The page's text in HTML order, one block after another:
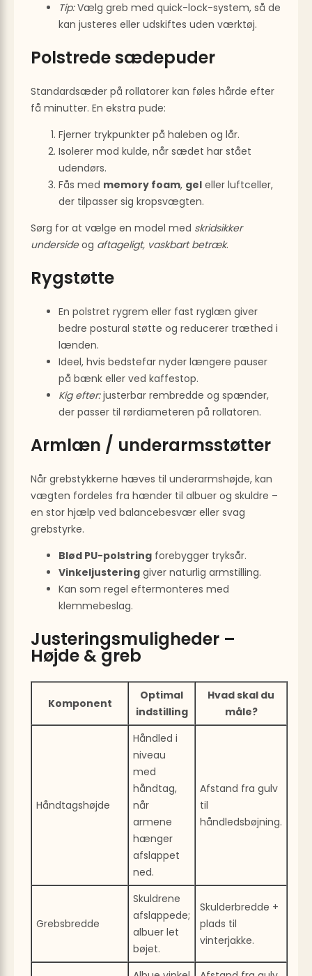
Tip:Vælg greb med quick-lock-system, så de
kan justeres eller udskiftes uden værktøj.
Polstrede sædepuder
Standard­sæder på rollatorer kan føles hårde efter
få minutter. En ekstra pude:
Fjerner trykpunkter på haleben og lår.
Isolerer mod kulde, når sædet har stået
udendørs.
Fås med memory foam, gel eller luftceller,
der tilpasser sig kropsvægten.
Sørg for at vælge en model med skridsikker
undersideog aftageligt, vaskbart betræk.
Rygstøtte
En polstret rygrem eller fast ryglæn giver
bedre postural støtte og reducerer træthed i
lænden.
Ideel, hvis bedstefar nyder længere pauser
på bænk eller ved kaffestop.
Kig efter:justerbar rem­bredde og spænder,
der passer til rørdiameteren på rollatoren.
Armlæn / underarmsstøtter
Når grebstykkerne hæves til underarms­højde, kan
vægten fordeles fra hænder til albuer og skuldre –
en stor hjælp ved balance­besvær eller svag
grebstyrke.
Blød PU-polstring forebygger tryksår.
Vinkeljustering giver naturlig armstilling.
Kan som regel efter­monteres med
klemmebeslag.
Justerings­muligheder –
Højde & greb
Komponent
Optimal
indstilling
Hvad skal du
måle?
Håndtagshøjde
Håndled i
niveau
med
håndtag,
når
armene
hænger
afslappet
ned.
Afstand fra gulv
til
håndledsbøjning.
Grebsbredde
Skuldrene
afslappede;
albuer let
bøjet.
Skulderbredde +
plads til
vinterjakke.